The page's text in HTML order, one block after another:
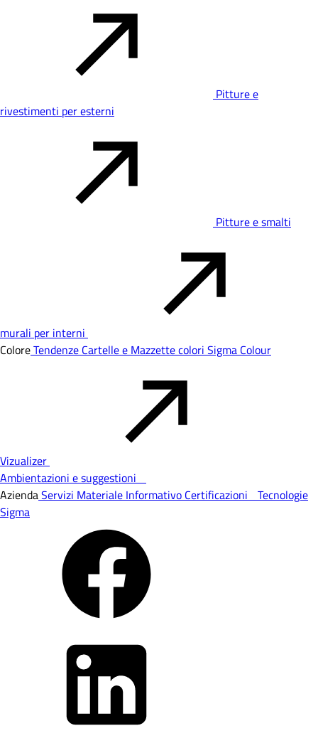
Pitture e
rivestimenti per esterni
Pitture e smalti
murali per interni
ColoreTendenze Cartelle e Mazzette colori Sigma Colour
Vizualizer
Ambientazioni e suggestioni
AziendaServizi Materiale Informativo Certificazioni Tecnologie
Sigma